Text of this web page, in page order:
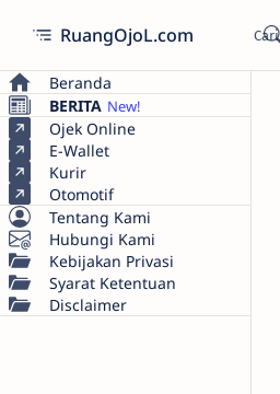
RuangOjoL.com
Beranda
BERITA
Ojek Online
E-Wallet
Kurir
Otomotif
Tentang Kami
Hubungi Kami
Kebijakan Privasi
Syarat Ketentuan
Disclaimer